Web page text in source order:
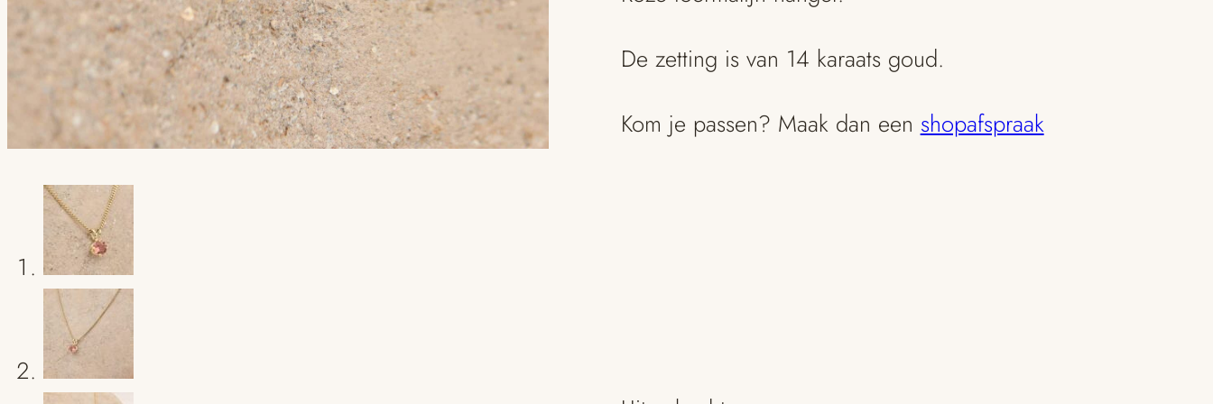
De zetting is van 14 karaats goud.
Kom je passen? Maak dan een shopafspraak